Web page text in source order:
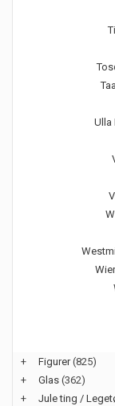
Ulla
+
Figurer(825)
+
Glas (362)
+
Jule ting /